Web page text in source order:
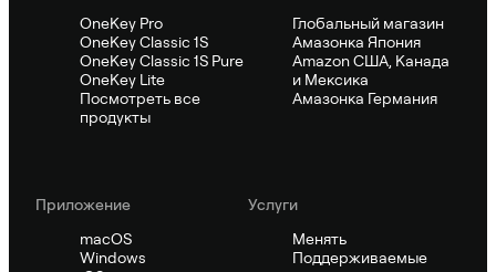
OneKey Pro
OneKey Classic 1S
OneKey Classic 1S Pure
OneKey Lite
Посмотреть все
продукты
Глобальный магазин
Амазонка Япония
Amazon США, Канада
и Мексика
Амазонка Германия
Приложение
macOS
Windows
Услуги
Менять
Поддерживаемые